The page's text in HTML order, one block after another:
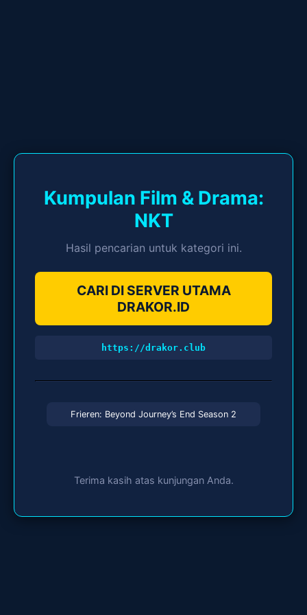
Kumpulan Film & Drama:
NKT
Hasil pencarian untuk kategori ini.
CARI DI SERVER UTAMA
DRAKOR.ID
https://drakor.club
Frieren: Beyond Journey’s End Season 2
Terima kasih atas kunjungan Anda.